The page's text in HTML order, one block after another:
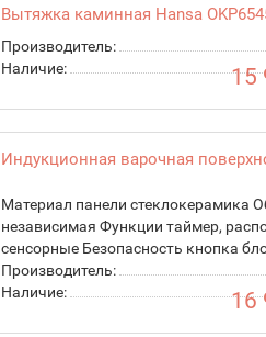
Вытяжка каминная Hansa
Производитель:
Наличие:
15
Индукционная варочная
Материал панели стеклокерамика
независимая Функции таймер,
сенсорные Безопасность кнопка
Производитель:
Наличие:
16